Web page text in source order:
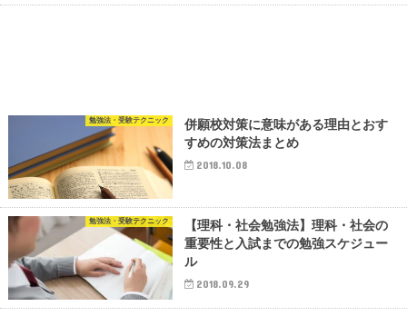
勉強法・受験テクニック
併願校対策に意味がある理由とおす
すめの対策法まとめ
2018.10.08
勉強法・受験テクニック
【理科・社会勉強法】理科・社会の
重要性と入試までの勉強スケジュー
ル
2018.09.29